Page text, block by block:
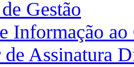
Gestão
Informação
de Assinatura